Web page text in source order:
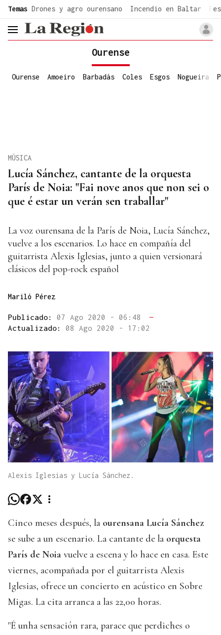
Temas Drones y agro ourensano Incendio en Baltar
header.menu.open
Ourense
Ourense Amoeiro Barbadás Coles Esgos Nogueira
Lucía Sánchez, cantante de la orquesta
París de Noia: "Fai nove anos que non sei o
que é estar un verán sen traballar"
MÚSICA
La voz ourensana de la París de Noia, Lucía Sánchez,
vuelve a los escenarios. Lo hace en compañía del
guitarrista Alexis Iglesias, junto a quien versionará
clásicos del pop-rock español
Mariló Pérez
Publicado: 07 Ago 2020 - 06:48
—
Actualizado: 08 Ago 2020 - 17:02
Alexis Iglesias y Lucía Sánchez.
Cinco meses después, la ourensana Lucía Sánchez
se sube a un escenario. La cantante de la orquesta
París de Noia vuelve a escena y lo hace en casa. Este
viernes, acompañada por el guitarrista Alexis
Iglesias, ofrece un concierto en acústico en Sobre
Migas. La cita arranca a las 22,00 horas.
"É unha sensación rara, parace que perdiches o